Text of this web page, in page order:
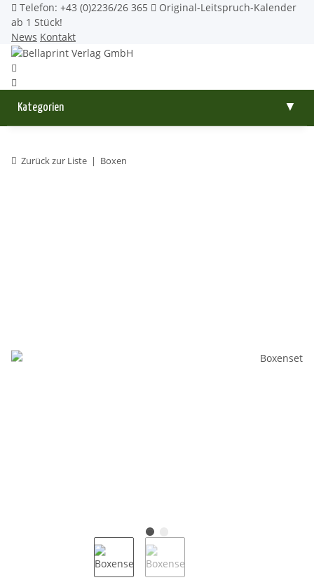
Telefon: +43 (0)2236/26 365
Original-Leitspruch-Kalender
ab 1 Stück!
News Kontakt
Kategorien ▼
Zurück zur Liste Boxen